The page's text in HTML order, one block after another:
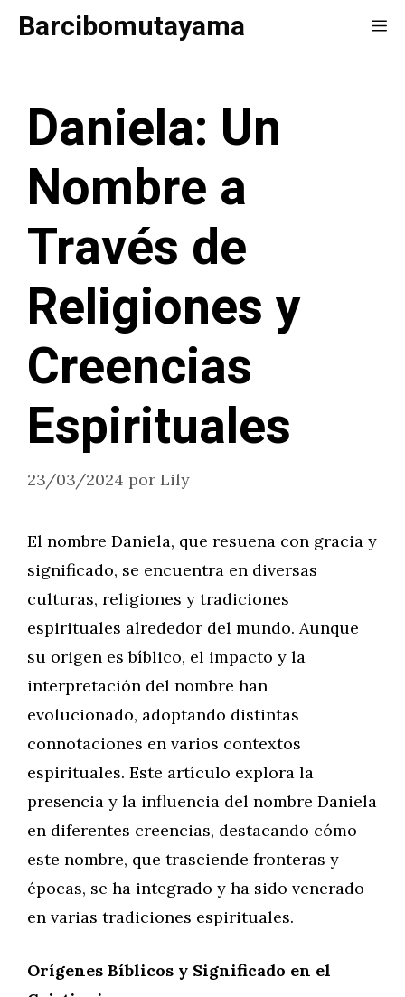
SaltarBarcibomutayama
Daniela: Un
Nombre a
Través de
Religiones y
Creencias
Espirituales
23/03/2024 por Lily
El nombre Daniela, que resuena con gracia y
significado, se encuentra en diversas
culturas, religiones y tradiciones
espirituales alrededor del mundo. Aunque
su origen es bíblico, el impacto y la
interpretación del nombre han
evolucionado, adoptando distintas
connotaciones en varios contextos
espirituales. Este artículo explora la
presencia y la influencia del nombre Daniela
en diferentes creencias, destacando cómo
este nombre, que trasciende fronteras y
épocas, se ha integrado y ha sido venerado
en varias tradiciones espirituales.
Orígenes Bíblicos y Significado en el